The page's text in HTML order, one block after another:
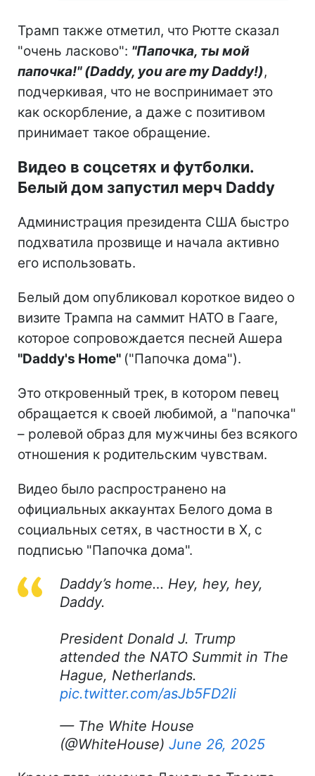
Трамп также отметил, что Рютте сказал
"очень ласково": "Папочка, ты мой
папочка!" (Daddy, you are my Daddy!),
подчеркивая, что не воспринимает это
как оскорбление, а даже с позитивом
принимает такое обращение.
Видео в соцсетях и футболки.
Белый дом запустил мерч Daddy
Администрация президента США быстро
подхватила прозвище и начала активно
его использовать.
Белый дом опубликовал короткое видео о
визите Трампа на саммит НАТО в Гааге,
которое сопровождается песней Ашера
"Daddy's Home" ("Папочка дома").
Это откровенный трек, в котором певец
обращается к своей любимой, а "папочка"
– ролевой образ для мужчины без всякого
отношения к родительским чувствам.
Видео было распространено на
официальных аккаунтах Белого дома в
социальных сетях, в частности в X, с
подписью "Папочка дома".
Daddy’s home… Hey, hey, hey,
Daddy.
President Donald J. Trump
attended the NATO Summit in The
Hague, Netherlands.
pic.twitter.com/asJb5FD2Ii
— The White House
(@WhiteHouse) June 26, 2025